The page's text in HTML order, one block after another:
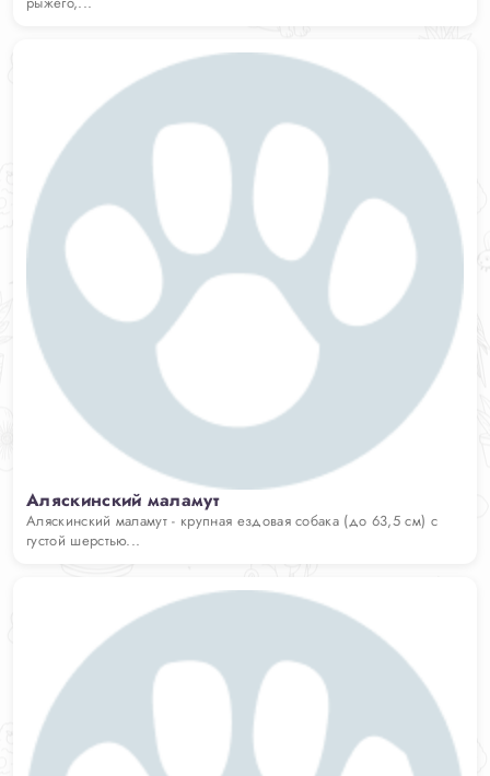
Аляскинский маламут
Аляскинский маламут - крупная ездовая собака (до 63,5 см) с
густой шерстью...